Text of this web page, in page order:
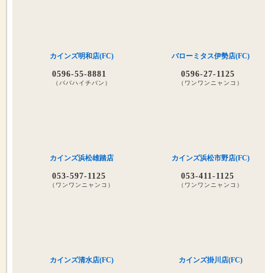
カインズ明和店(FC)
0596-55-8881
（パパハイチバン）
バローミタス伊勢店(FC)
0596-27-1125
（ワンワンニャンコ）
カインズ浜松雄踏店
053-597-1125
（ワンワンニャンコ）
カインズ浜松市野店(FC)
053-411-1125
（ワンワンニャンコ）
カインズ清水店(FC) カインズ掛川店(FC)